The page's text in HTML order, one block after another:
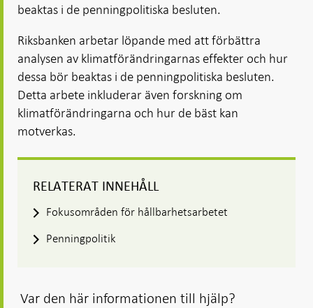
beaktas i de penningpolitiska besluten.
Riksbanken arbetar löpande med att förbättra
analysen av klimatförändringarnas effekter och hur
dessa bör beaktas i de penningpolitiska besluten.
Detta arbete inkluderar även forskning om
klimatförändringarna och hur de bäst kan
motverkas.
RELATERAT INNEHÅLL
Fokusområden för hållbarhetsarbetet
Penningpolitik
Var den här informationen till hjälp?